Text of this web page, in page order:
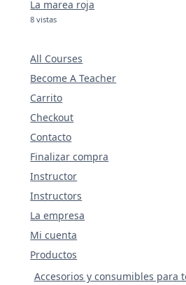
La marea roja
8 vistas
All Courses
Become A Teacher
Carrito
Checkout
Contacto
Finalizar compra
Instructor
Instructors
La empresa
Mi cuenta
Productos
Accesorios y consumibles para